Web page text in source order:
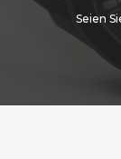
Seien